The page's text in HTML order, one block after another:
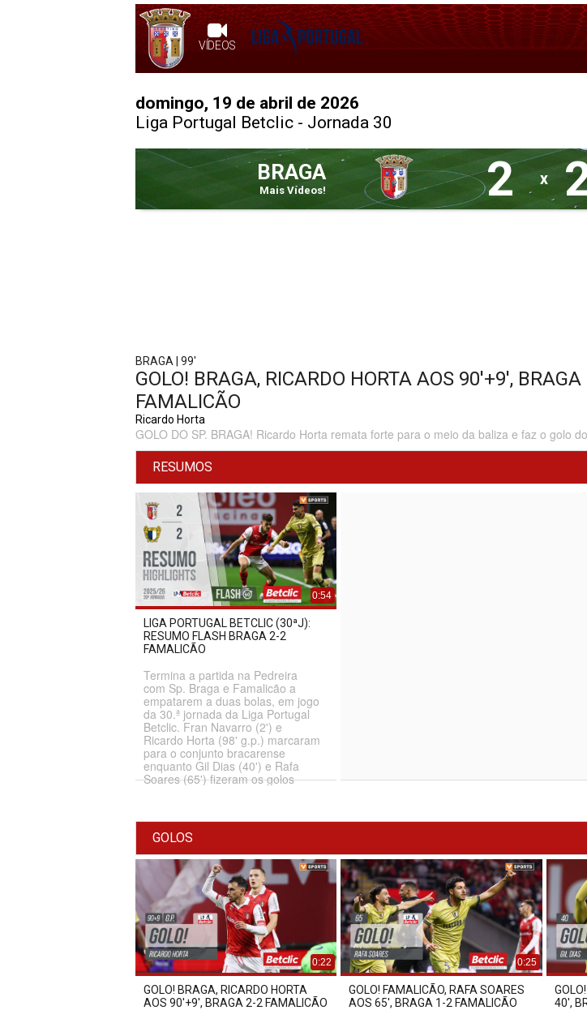
VÍDEOS
domingo, 19 de abril de 2026
Liga Portugal Betclic - Jornada 30
BRAGA
Mais Vídeos! 2 x
BRAGA | 99'
GOLO! BRAGA, RICARDO HORTA AOS 90'+9', BRAGA
FAMALICÃO
Ricardo Horta
GOLO DO SP. BRAGA! Ricardo Horta remata forte para o meio da baliza e faz o golo
RESUMOS
0:54
LIGA PORTUGAL BETCLIC (30ªJ):
RESUMO FLASH BRAGA 2-2
FAMALICÃO
Termina a partida na Pedreira
com Sp. Braga e Famalicão a
empatarem a duas bolas, em jogo
da 30.ª jornada da Liga Portugal
Betclic. Fran Navarro (2') e
Ricardo Horta (98' g.p.) marcaram
para o conjunto bracarense
enquanto Gil Dias (40') e Rafa
Soares (65') fizeram os golos
GOLOS
0:22
GOLO! BRAGA, RICARDO HORTA
AOS 90'+9', BRAGA 2-2 FAMALICÃO
0:25
GOLO! FAMALICÃO, RAFA SOARES
AOS 65', BRAGA 1-2 FAMALICÃO
40',